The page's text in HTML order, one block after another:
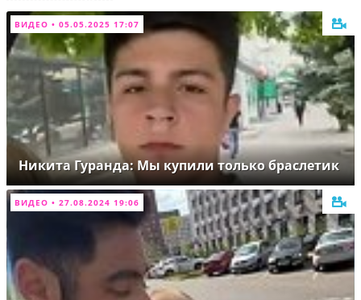
ВИДЕО • 05.05.2025 17:07
Никита Гуранда: Мы купили только браслетик
ВИДЕО • 27.08.2024 19:06